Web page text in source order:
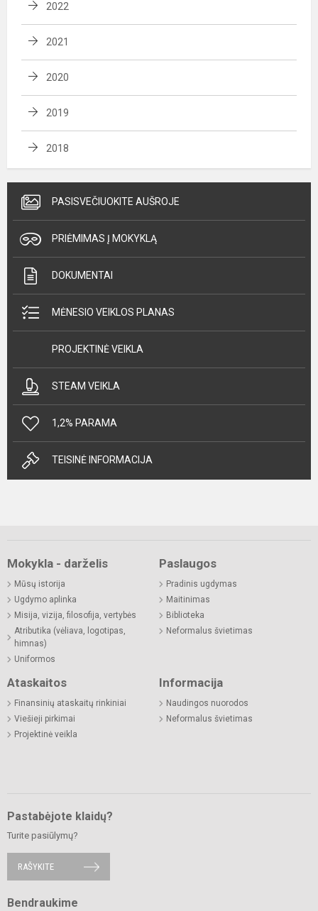
2022
2021
2020
2019
2018
PASISVEČIUOKITE AUŠROJE
PRIĖMIMAS Į MOKYKLĄ
DOKUMENTAI
MĖNESIO VEIKLOS PLANAS
PROJEKTINĖ VEIKLA
STEAM VEIKLA
1,2% PARAMA
TEISINĖ INFORMACIJA
Mokykla - darželis
Mūsų istorija
Ugdymo aplinka
Misija, vizija, filosofija, vertybės
Atributika (vėliava, logotipas,
himnas)
Uniformos
Paslaugos
Pradinis ugdymas
Maitinimas
Biblioteka
Neformalus švietimas
Ataskaitos
Finansinių ataskaitų rinkiniai
Viešieji pirkimai
Projektinė veikla
Informacija
Naudingos nuorodos
Neformalus švietimas
Pastabėjote klaidų?
Turite pasiūlymų?
RAŠYKITE
Bendraukime